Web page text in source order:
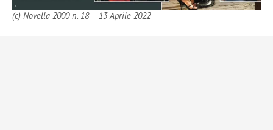
(c) Novella 2000 n. 18 – 13 Aprile 2022